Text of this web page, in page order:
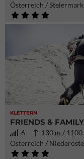
Österreich /
KLETTERN
FRIENDS &
6-
130 m / 1100
Österreich /